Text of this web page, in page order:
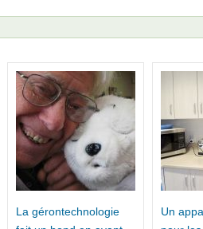
La gérontechnologie
Un